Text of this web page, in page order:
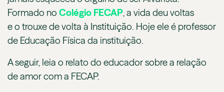
Formado no Colégio FECAP, a vida deu voltas
e o trouxe de volta à Instituição. Hoje ele é professor
de Educação Física da instituição.
A seguir, leia o relato do educador sobre a relação
de amor com a FECAP.